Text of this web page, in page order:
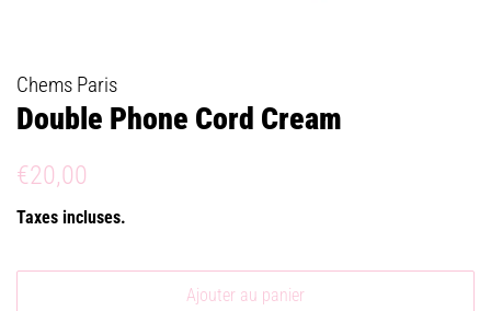
Chems Paris
Double Phone Cord Cream
Prix
€20,00
Taxes incluses.
Ajouter au panier